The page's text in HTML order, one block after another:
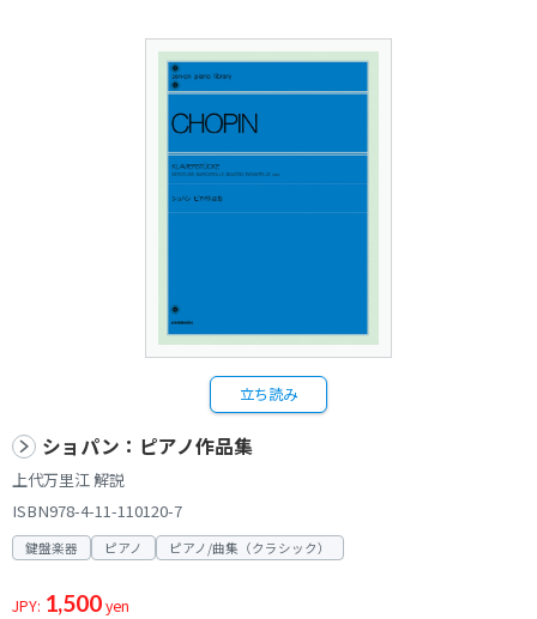
立ち読み
ショパン：ピアノ作品集
上代万里江 解説
ISBN978-4-11-110120-7
鍵盤楽器 ピアノ ピアノ/曲集（クラシック）
JPY: 1,500yen